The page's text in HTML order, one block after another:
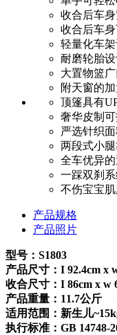
收合后车
收合后车
轻量化车
耐磨轮胎
大置物篮
附天窗的
顶篷具有
奢华皮制
严选针织
两段式小
全车优异
一踩双刹
不伤宝宝
产品规格
产品照片
型号：S1803
产品尺寸：I 92.4cm x
收合尺寸：I 86cm x w
产品重量：11.7公斤
适用范围：新生儿
执行标准：GB 14748-